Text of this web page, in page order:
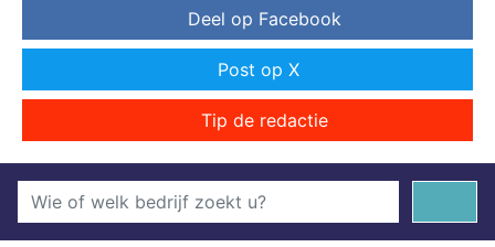
Deel op Facebook
Post op X
Tip de redactie